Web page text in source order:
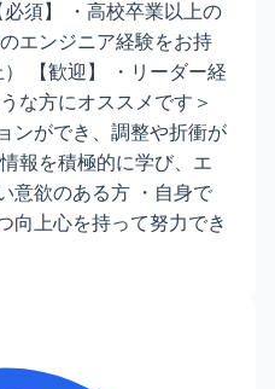
須】 ・高校卒業以上の
エンジニア経験をお持
【歓迎】 ・リーダー経
な方にオススメです＞
ンができ、調整や折衝が
報を積極的に学び、エ
意欲のある方 ・自身で
向上心を持って努力でき